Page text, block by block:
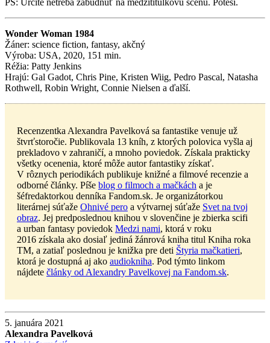
Wonder Woman 1984
Žáner: science fiction, fantasy, akčný
Výroba: USA, 2020, 151 min.
Réžia: Patty Jenkins
Hrajú: Gal Gadot, Chris Pine, Kristen Wiig, Pedro Pascal, Natasha
Rothwell, Robin Wright, Connie Nielsen a ďalší.
Recenzentka Alexandra Pavelková sa fantastike venuje už
štvrťstoročie. Publikovala 13 kníh, z ktorých polovica vyšla aj
prekladovo v zahraničí, a mnoho poviedok. Získala prakticky
všetky ocenenia, ktoré môže autor fantastiky získať.
V rôznych periodikách publikuje knižné a filmové recenzie a
odborné články. Píše blog o filmoch a mačkách a je
šéfredaktorkou denníka Fandom.sk. Je organizátorkou
literárnej súťaže Ohnivé pero a výtvarnej súťaže Svet na tvoj
obraz. Jej predposlednou knihou v slovenčine je zbierka scifi
a urban fantasy poviedok Medzi nami, ktorá v roku
2016 získala ako dosiaľ jediná žánrová kniha titul Kniha roka
TM, a zatiaľ poslednou je knižka pre deti Štyria mačkatieri,
ktorá je dostupná aj ako audiokniha. Pod týmto linkom
nájdete články od Alexandry Pavelkovej na Fandom.sk.
5. januára 2021
Alexandra Pavelková